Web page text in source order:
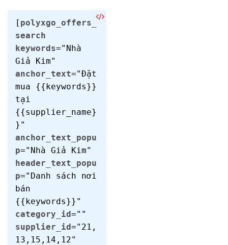
[ polyxgo_offers_
search
keywords="Nhà
Giả Kim"
anchor_text="Đặt
mua {{keywords}}
tại
{{supplier_name}
}"
anchor_text_popu
p="Nhà Giả Kim"
header_text_popu
p="Danh sách nơi
bán
{{keywords}}"
category_id=""
supplier_id="21,
13,15,14,12"